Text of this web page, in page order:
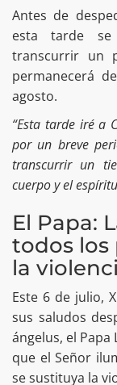
Antes de
esta tarde
transcurrir un
permanecerá
agosto.
“Esta tarde iré a
por un breve
transcurrir un
cuerpo y el
El Papa:
todos los
la
Este 6 de julio,
sus saludos
ángelus, el Papa
que el Señor
se sustituya la